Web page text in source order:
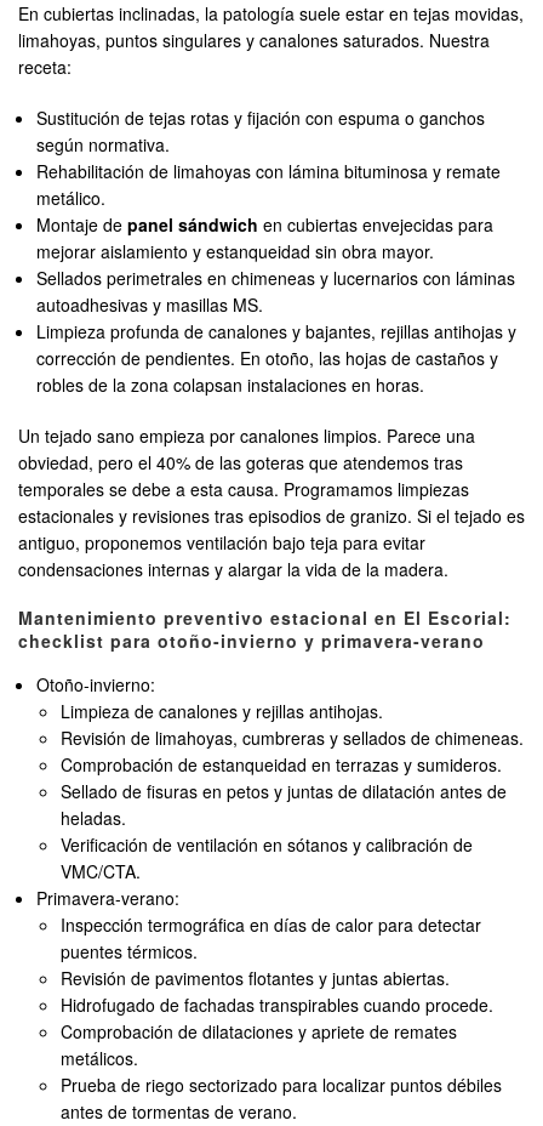
En cubiertas inclinadas, la patología suele estar en tejas movidas,
limahoyas, puntos singulares y canalones saturados. Nuestra
receta:
Sustitución de tejas rotas y fijación con espuma o ganchos
según normativa.
Rehabilitación de limahoyas con lámina bituminosa y remate
metálico.
Montaje depanel sándwich en cubiertas envejecidas para
mejorar aislamiento y estanqueidad sin obra mayor.
Sellados perimetrales en chimeneas y lucernarios con láminas
autoadhesivas y masillas MS.
Limpieza profunda de canalones y bajantes, rejillas antihojas y
corrección de pendientes. En otoño, las hojas de castaños y
robles de la zona colapsan instalaciones en horas.
Un tejado sano empieza por canalones limpios. Parece una
obviedad, pero el 40% de las goteras que atendemos tras
temporales se debe a esta causa. Programamos limpiezas
estacionales y revisiones tras episodios de granizo. Si el tejado es
antiguo, proponemos ventilación bajo teja para evitar
condensaciones internas y alargar la vida de la madera.
Mantenimiento preventivo estacional en El Escorial:
checklist para otoño-invierno y primavera-verano
Otoño-invierno:
Limpieza de canalones y rejillas antihojas.
Revisión de limahoyas, cumbreras y sellados de chimeneas.
Comprobación de estanqueidad en terrazas y sumideros.
Sellado de fisuras en petos y juntas de dilatación antes de
heladas.
Verificación de ventilación en sótanos y calibración de
VMC/CTA.
Primavera-verano:
Inspección termográfica en días de calor para detectar
puentes térmicos.
Revisión de pavimentos flotantes y juntas abiertas.
Hidrofugado de fachadas transpirables cuando procede.
Comprobación de dilataciones y apriete de remates
metálicos.
Prueba de riego sectorizado para localizar puntos débiles
antes de tormentas de verano.